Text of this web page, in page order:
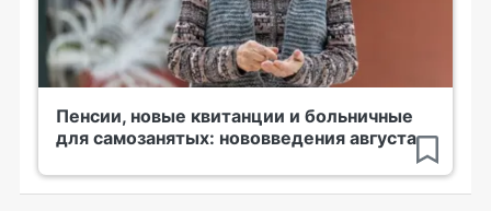
Пенсии, новые квитанции и больничные
для самозанятых: нововведения августа